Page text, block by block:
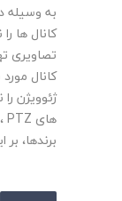
به وسیله
کانال ها
تصاویری
کانال
ژئوویژن
برندها،